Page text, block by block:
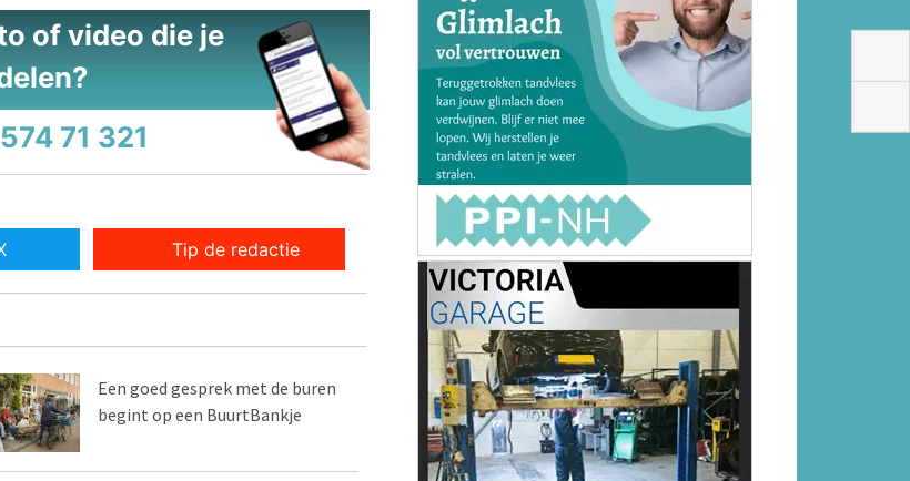
of video die je
71 321
Tip de redactie
Een goed gesprek met de buren
begint op een BuurtBankje